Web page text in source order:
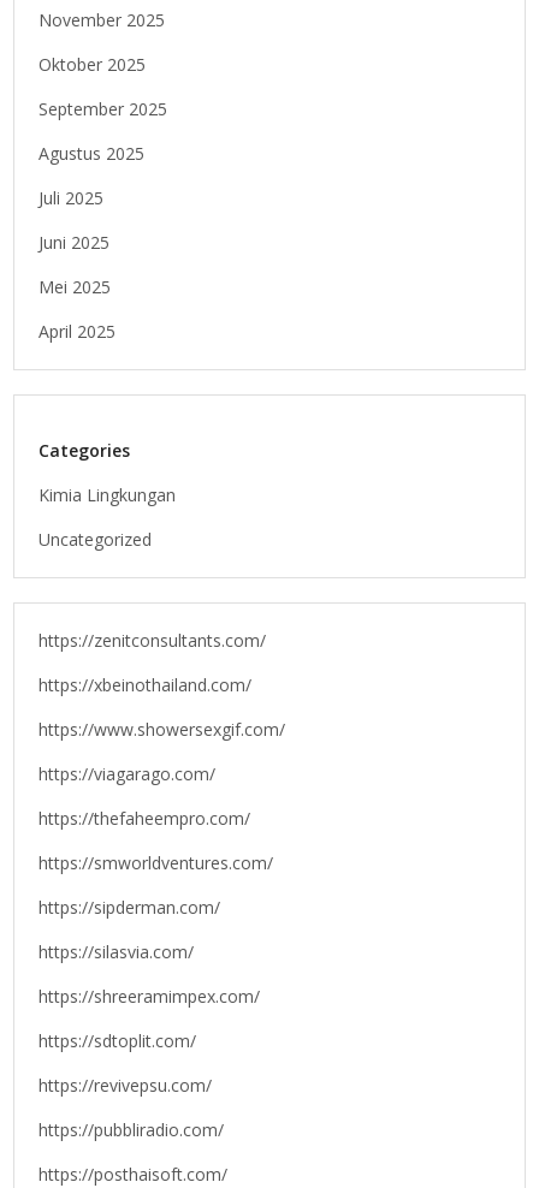
November 2025
Oktober 2025
September 2025
Agustus 2025
Juli 2025
Juni 2025
Mei 2025
April 2025
Categories
Kimia Lingkungan
Uncategorized
https://zenitconsultants.com/
https://xbeinothailand.com/
https://www.showersexgif.com/
https://viagarago.com/
https://thefaheempro.com/
https://smworldventures.com/
https://sipderman.com/
https://silasvia.com/
https://shreeramimpex.com/
https://sdtoplit.com/
https://revivepsu.com/
https://pubbliradio.com/
https://posthaisoft.com/